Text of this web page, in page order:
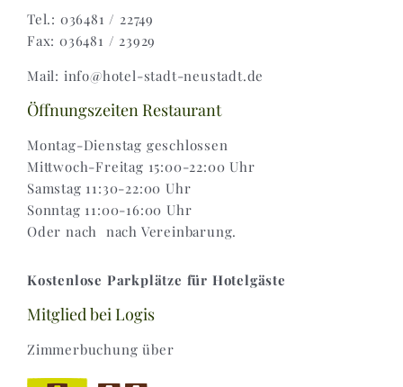
Widerruf |
Versand & Lieferung
Tel.: 036481 / 22749
Fax: 036481 / 23929
Mail: info@hotel-stadt-neustadt.de
Öffnungszeiten Restaurant
Montag-Dienstag geschlossen
Mittwoch-Freitag 15:00-22:00 Uhr
Samstag 11:30-22:00 Uhr
Sonntag 11:00-16:00 Uhr
Oder nach nach Vereinbarung.
Kostenlose Parkplätze für Hotelgäste
Mitglied bei Logis
Zimmerbuchung über